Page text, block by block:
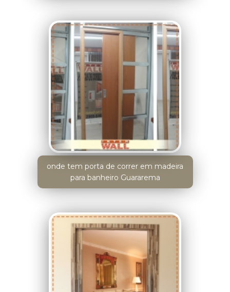
onde tem porta de correr em madeira
para banheiro Guararema